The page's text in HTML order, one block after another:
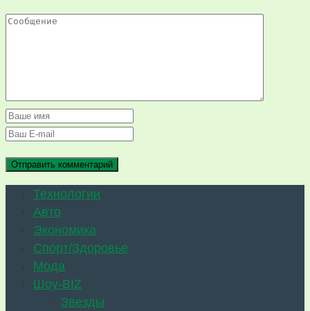
Технологии
Авто
Экономика
Спорт/Здоровье
Мода
Шоу-BIZ
Звезды